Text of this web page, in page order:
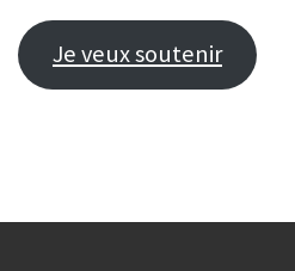
Je veux soutenir